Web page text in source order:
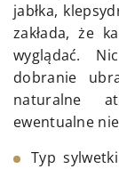
jabłka,
zakłada, że
wyglądać.
dobranie
naturalne
ewentualne
Typ